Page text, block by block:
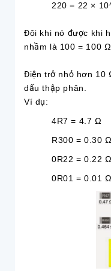
220 = 22 ×
Đôi khi nó được khi
nhầm là 100 = 100
Điện trở nhỏ hơn 10
dấu thập phân.
Ví dụ:
4R7 = 4.7
R300 = 0.30 Ω
0R22 = 0.22 Ω
0R01 = 0.01 Ω